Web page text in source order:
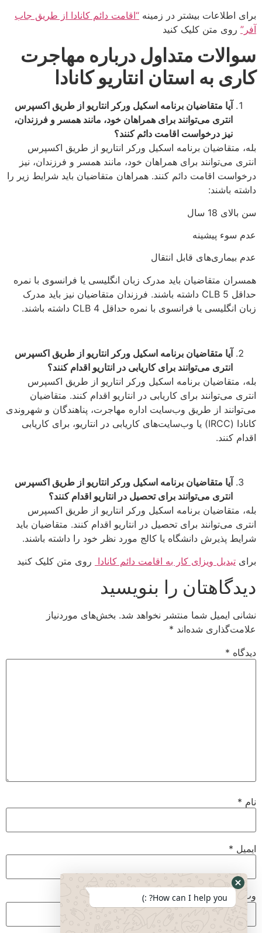
برای اطلاعات بیشتر در زمینه “اقامت دائم کانادا از طریق جاب
آفر” روی متن کلیک کنید
سوالات متداول درباره مهاجرت
کاری به استان انتاریو کانادا
آیا متقاضیان برنامه اسکیل ورکر انتاریو از طریق اکسپرس
انتری می‌توانند برای همراهان خود، مانند همسر و فرزندان،
نیز درخواست اقامت دائم کنند؟
بله، متقاضیان برنامه اسکیل ورکر انتاریو از طریق اکسپرس
انتری می‌توانند برای همراهان خود، مانند همسر و فرزندان، نیز
درخواست اقامت دائم کنند. همراهان متقاضیان باید شرایط زیر را
داشته باشند:
سن بالای 18 سال
عدم سوء پیشینه
عدم بیماری‌های قابل انتقال
همسران متقاضیان باید مدرک زبان انگلیسی یا فرانسوی با نمره
حداقل CLB 5 داشته باشند. فرزندان متقاضیان نیز باید مدرک
زبان انگلیسی یا فرانسوی با نمره حداقل CLB 4 داشته باشند.
آیا متقاضیان برنامه اسکیل ورکر انتاریو از طریق اکسپرس
انتری می‌توانند برای کاریابی در انتاریو اقدام کنند؟
بله، متقاضیان برنامه اسکیل ورکر انتاریو از طریق اکسپرس
انتری می‌توانند برای کاریابی در انتاریو اقدام کنند. متقاضیان
می‌توانند از طریق وب‌سایت اداره مهاجرت، پناهندگان و شهروندی
کانادا (IRCC) یا وب‌سایت‌های کاریابی در انتاریو، برای کاریابی
اقدام کنند.
آیا متقاضیان برنامه اسکیل ورکر انتاریو از طریق اکسپرس
انتری می‌توانند برای تحصیل در انتاریو اقدام کنند؟
بله، متقاضیان برنامه اسکیل ورکر انتاریو از طریق اکسپرس
انتری می‌توانند برای تحصیل در انتاریو اقدام کنند. متقاضیان باید
شرایط پذیرش دانشگاه یا کالج مورد نظر خود را داشته باشند.
برای تبدیل ویزای کار به اقامت دائم کانادا روی متن کلیک کنید
دیدگاهتان را بنویسید
نشانی ایمیل شما منتشر نخواهد شد. بخش‌های موردنیاز
علامت‌گذاری شده‌اند *
دیدگاه *
نام *
ایمیل *
وب‌ سایتHow can I help you? :)